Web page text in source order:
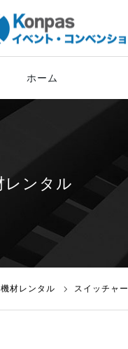
ホーム
機材レンタル スイッチャー